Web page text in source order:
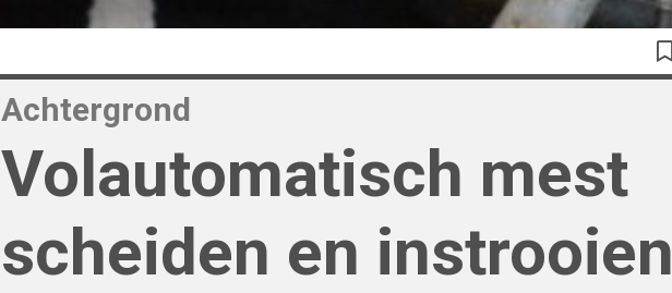
Achtergrond
Volautomatisch mest
scheiden en instrooien